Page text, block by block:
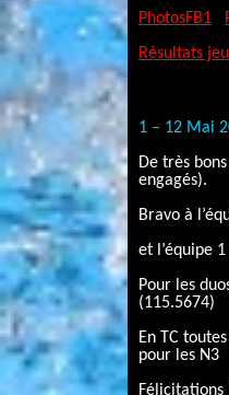
PhotosFB1
Résultats
1 – 12 Mai
De très
engagés).
Bravo à
et l’équipe
Pour les
(115.5674)
En TC
pour les N3